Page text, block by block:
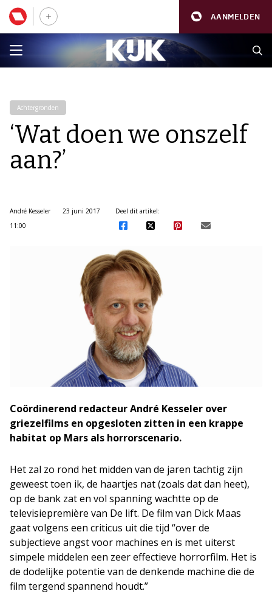
AANMELDEN
Achtergronden
‘Wat doen we onszelf
aan?’
André Kesseler
23 juni 2017
11:00
Deel dit artikel:
Coördinerend redacteur André Kesseler over
griezelfilms en opgesloten zitten in een krappe
habitat op Mars als horrorscenario.
Het zal zo rond het midden van de jaren tachtig zijn
geweest toen ik, de haartjes nat (zoals dat dan heet),
op de bank zat en vol spanning wachtte op de
televisiepremière van De lift. De film van Dick Maas
gaat volgens een criticus uit die tijd “over de
subjectieve angst voor machines en is met uiterst
simpele middelen een zeer effectieve horrorfilm. Het is
de dodelijke potentie van de denkende machine die de
film tergend spannend houdt.”